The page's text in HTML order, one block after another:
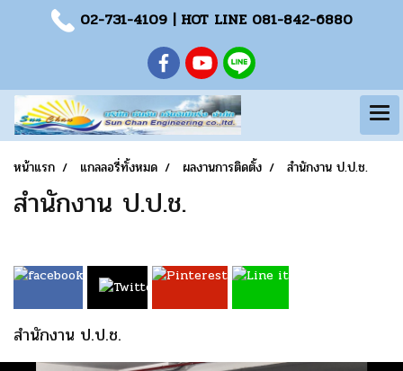
02-731-4109| HOT LINE 081-842-6880
หน้าแรก แกลลอรี่ทั้งหมด ผลงานการติดตั้ง สำนักงาน ป.ป.ช.
สำนักงาน ป.ป.ช.
สำนักงาน ป.ป.ช.